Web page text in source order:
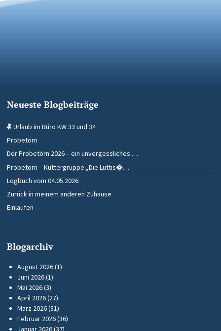
Neueste Blogbeiträge
Urlaub im Büro KW 33 und 34
Probetörn
Der Probetörn 2026 – ein unvergessliches …
Probetörn – Kuttergruppe „Die Lüttis�…
Logbuch vom 04.05.2026
Zurück in meinem anderen Zuhause
Einlaufen
Blogarchiv
August 2026(1)
Juni 2026(1)
Mai 2026(3)
April 2026(27)
März 2026(31)
Februar 2026(36)
Januar 2026(37)